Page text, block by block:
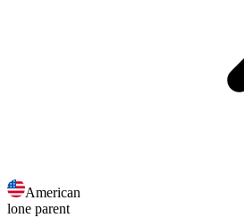
American
lone parent